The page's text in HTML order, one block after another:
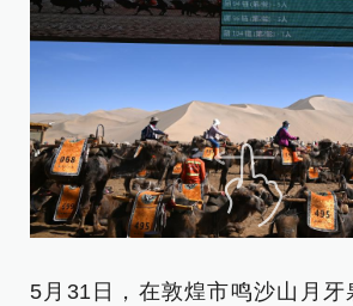
5月31日，在敦煌市鸣沙山月牙